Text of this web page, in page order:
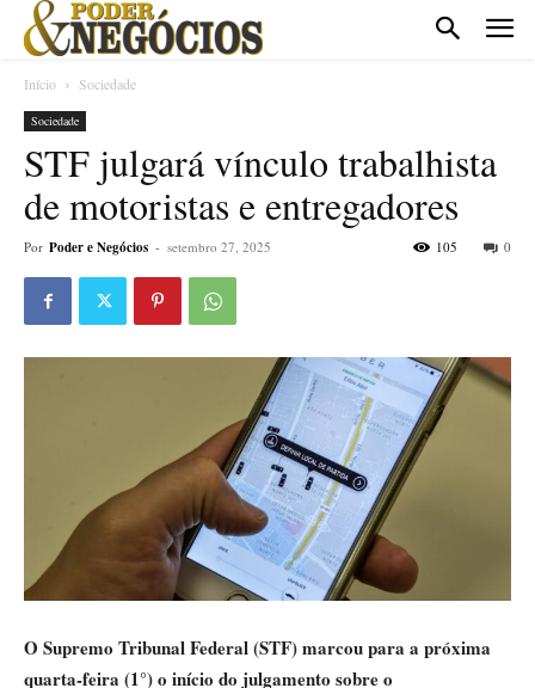
Início Sociedade
Sociedade
STF julgará vínculo trabalhista
de motoristas e entregadores
Por Poder e Negócios - setembro 27, 2025 0
105
O Supremo Tribunal Federal (STF) marcou para a próxima
quarta-feira (1°) o início do julgamento sobre o